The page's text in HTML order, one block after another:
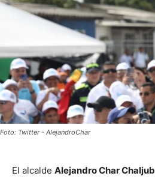
Foto: Twitter - AlejandroChar
El alcalde Alejandro Char Chaljub